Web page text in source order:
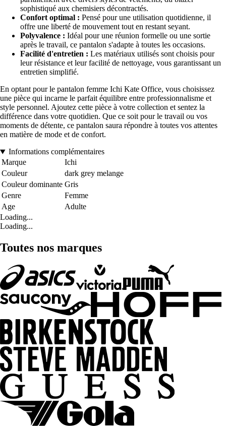
sophistiqué aux chemisiers décontractés.
Confort optimal : Pensé pour une utilisation quotidienne, il
offre une liberté de mouvement tout en restant seyant.
Polyvalence : Idéal pour une réunion formelle ou une sortie
après le travail, ce pantalon s'adapte à toutes les occasions.
Facilité d'entretien : Les matériaux utilisés sont choisis pour
leur résistance et leur facilité de nettoyage, vous garantissant un
entretien simplifié.
En optant pour le pantalon femme Ichi Kate Office, vous choisissez
une pièce qui incarne le parfait équilibre entre professionnalisme et
style personnel. Ajoutez cette pièce à votre collection et sentez la
différence dans votre quotidien. Que ce soit pour le travail ou vos
moments de détente, ce pantalon saura répondre à toutes vos attentes
en matière de mode et de confort.
Informations complémentaires
Marque
Ichi
Couleur
dark grey melange
Couleur dominante Gris
Genre
Femme
Age
Adulte
Loading...
Loading...
Toutes nos marques